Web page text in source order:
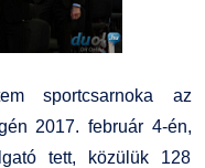
sportcsarnoka az
2017. február 4-én,
tett, közülük 128